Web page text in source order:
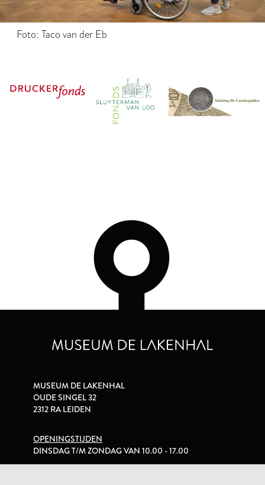
Foto: Taco van der Eb
MUSEUM DE LAKENHAL
OUDE SINGEL 32
2312 RA LEIDEN
OPENINGSTIJDEN
DINSDAG T/M ZONDAG VAN 10.00 - 17.00